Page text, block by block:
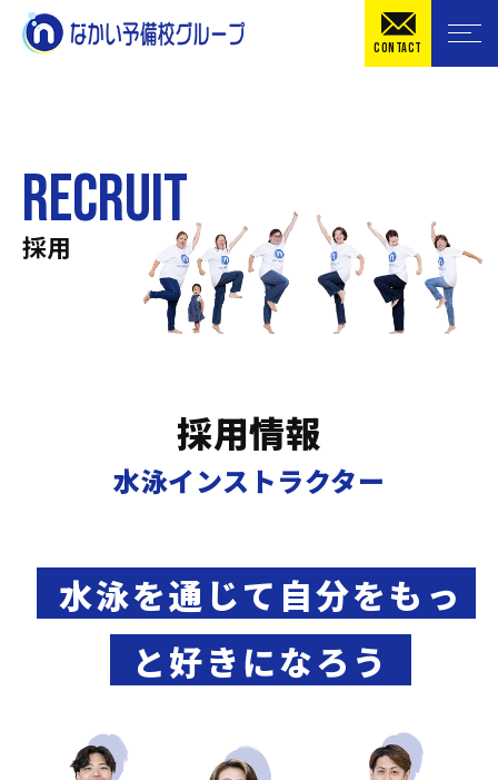
CONTACT
RECRUIT
採用
採用情報
水泳インストラクター
水泳を通じて自分をもっ
と好きになろう